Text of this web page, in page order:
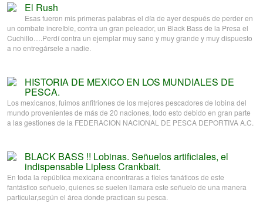
El Rush
Esas fueron mis primeras palabras el día de ayer después de perder en
un combate increíble, contra un gran peleador, un Black Bass de la Presa el
Cuchillo….Perdí contra un ejemplar muy sano y muy grande y muy dispuesto
a no entregársele a nadie.
HISTORIA DE MEXICO EN LOS MUNDIALES DE
PESCA.
Los mexicanos, fuimos anfitriones de los mejores pescadores de lobina del
mundo provenientes de más de 20 naciones, todo esto debido en gran parte
a las gestiones de la FEDERACION NACIONAL DE PESCA DEPORTIVA A.C.
BLACK BASS !! Lobinas. Señuelos artificiales, el
indispensable Lipless Crankbait.
En toda la república mexicana encontraras a fieles fanáticos de este
fantástico señuelo, quienes se suelen llamara este señuelo de una manera
particular,según el área donde practican su pesca.